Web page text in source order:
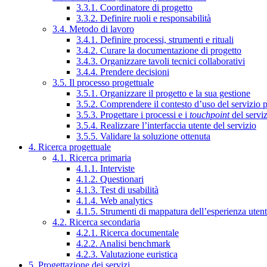
3.3.1. Coordinatore di progetto
3.3.2. Definire ruoli e responsabilità
3.4. Metodo di lavoro
3.4.1. Definire processi, strumenti e rituali
3.4.2. Curare la documentazione di progetto
3.4.3. Organizzare tavoli tecnici collaborativi
3.4.4. Prendere decisioni
3.5. Il processo progettuale
3.5.1. Organizzare il progetto e la sua gestione
3.5.2. Comprendere il contesto d’uso del servizio
3.5.3. Progettare i processi e i touchpointdel
3.5.4. Realizzare l’interfaccia utente del servizio
3.5.5. Validare la soluzione ottenuta
4. Ricerca progettuale
4.1. Ricerca primaria
4.1.1. Interviste
4.1.2. Questionari
4.1.3. Test di usabilità
4.1.4. Web analytics
4.1.5. Strumenti di mappatura dell’esperienza
4.2. Ricerca secondaria
4.2.1. Ricerca documentale
4.2.2. Analisi benchmark
4.2.3. Valutazione euristica
5. Progettazione dei servizi